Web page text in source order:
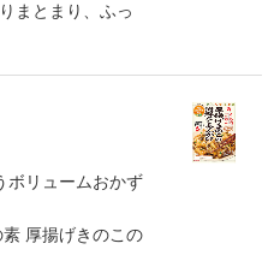
まとまり、ふっ
ボリュームおかず
素 厚揚げきのこの